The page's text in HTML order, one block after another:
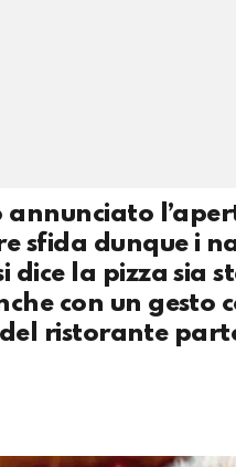
sfida dunque i
dice la pizza sia
con un gesto
ristorante